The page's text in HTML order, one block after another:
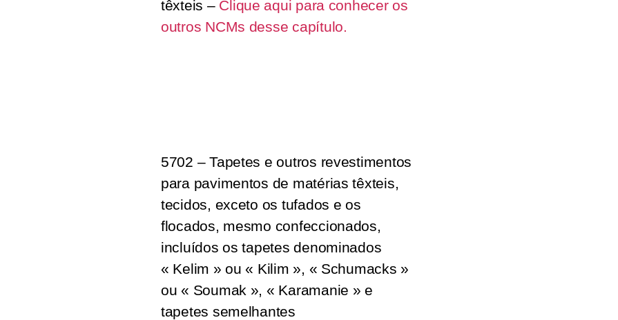
têxteis – Clique aqui para conhecer os
outros NCMs desse capítulo.
5702 – Tapetes e outros revestimentos
para pavimentos de matérias têxteis,
tecidos, exceto os tufados e os
flocados, mesmo confeccionados,
incluídos os tapetes denominados
« Kelim » ou « Kilim », « Schumacks »
ou « Soumak », « Karamanie » e
tapetes semelhantes